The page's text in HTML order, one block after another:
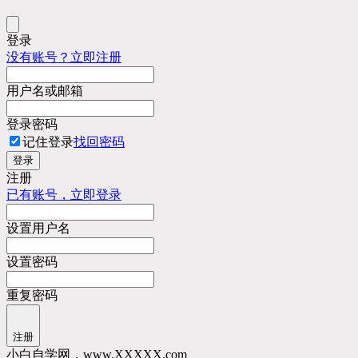
登录
没有账号？立即注册
用户名或邮箱
登录密码
记住登录找回密码
登录
注册
已有账号，立即登录
设置用户名
设置密码
重复密码
注册
小白自学网，www.XXXX]K[+e